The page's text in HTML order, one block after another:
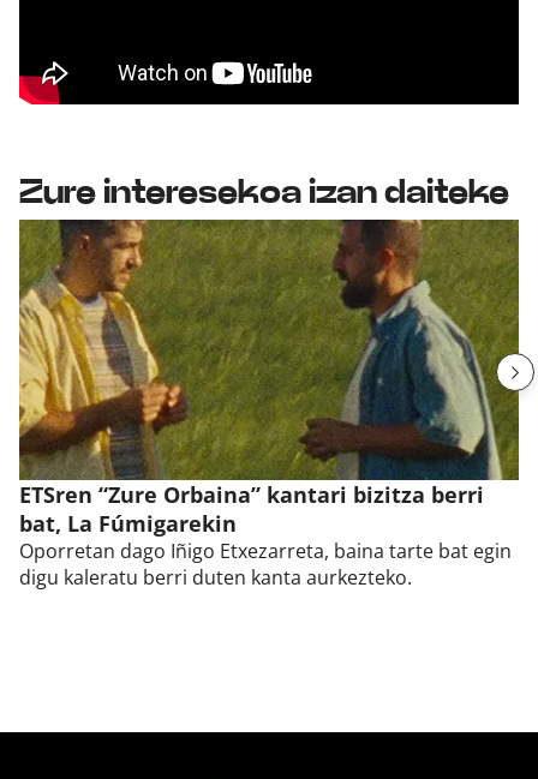
Zure interesekoa izan daiteke
ETSren “Zure Orbaina” kantari bizitza berri
bat, La Fúmigarekin
Oporretan dago Iñigo Etxezarreta, baina tarte bat egin
digu kaleratu berri duten kanta aurkezteko.